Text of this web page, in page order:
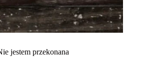
jestem przekonana